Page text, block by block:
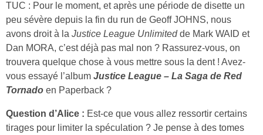
TUC : Pour le moment, et après une période de disette un
peu sévère depuis la fin du run de Geoff JOHNS, nous
avons droit à la Justice League Unlimitedde Mark WAID et
Dan MORA, c’est déjà pas mal non ? Rassurez-vous, on
trouvera quelque chose à vous mettre sous la dent ! Avez-
vous essayé l’album Justice League – La Saga de Red
Tornado en Paperback ?
Question d’Alice : Est-ce que vous allez ressortir certains
tirages pour limiter la spéculation ? Je pense à des tomes